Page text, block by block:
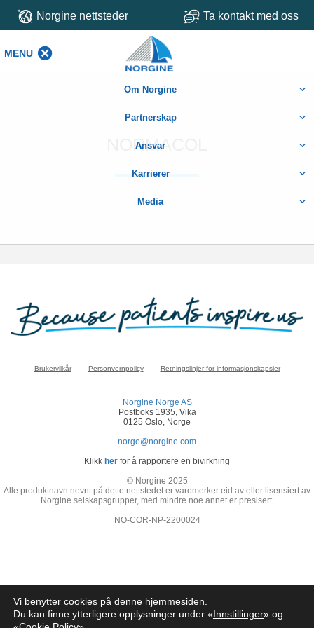
Norgine nettsteder Ta kontakt med oss
MENU
Om Norgine
Partnerskap
Ansvar
Karrierer
Media
NORMACOL
Brukervilkår Personvernpolicy Retningslinjer for informasjonskapsler
Norgine Norge AS
Postboks 1935, Vika
0125 Oslo, Norge
norge@norgine.com
Klikk her for å rapportere en bivirkning
© Norgine 2025
Alle produktnavn nevnt på dette nettstedet er varemerker eid av eller lisensiert av
Norgine selskapsgrupper, med mindre noe annet er presisert.
NO-COR-NP-2200024
Vi benytter cookies på denne hjemmesiden.
Du kan finne ytterligere opplysninger under «Innstillinger» og